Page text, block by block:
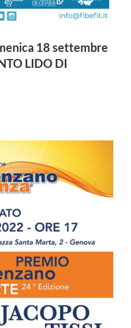
18 settembre
LIDO DI